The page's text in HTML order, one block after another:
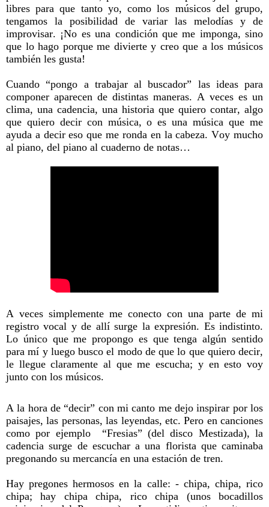
libres para que tanto yo, como los músicos del grupo,
tengamos la posibilidad de variar las melodías y de
improvisar. ¡No es una condición que me imponga, sino
que lo hago porque me divierte y creo que a los músicos
también les gusta!
Cuando “pongo a trabajar al buscador” las ideas para
componer aparecen de distintas maneras. A veces es un
clima, una cadencia, una historia que quiero contar, algo
que quiero decir con música, o es una música que me
ayuda a decir eso que me ronda en la cabeza. Voy mucho
al piano, del piano al cuaderno de notas…
A veces simplemente me conecto con una parte de mi
registro vocal y de allí surge la expresión. Es indistinto.
Lo único que me propongo es que tenga algún sentido
para mí y luego busco el modo de que lo que quiero decir,
le llegue claramente al que me escucha; y en esto voy
junto con los músicos.
A la hora de “decir” con mi canto me dejo inspirar por los
paisajes, las personas, las leyendas, etc. Pero en canciones
como por ejemplo
“Fresias” (del disco Mestizada), la
cadencia surge de escuchar a una florista que caminaba
pregonando su mercancía en una estación de tren.
Hay pregones hermosos en la calle: - chipa, chipa, rico
chipa; hay chipa chipa, rico chipa (unos bocadillos